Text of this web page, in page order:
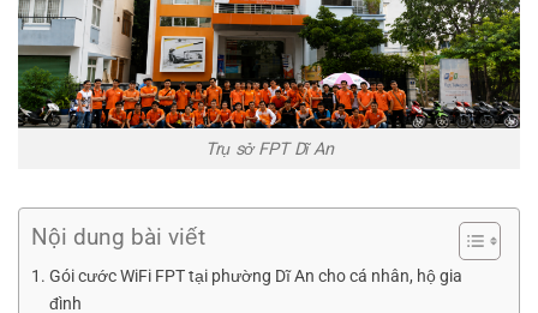
Trụ sở FPT Dĩ An
Nội dung bài viết
Gói cước WiFi FPT tại phường Dĩ An cho cá nhân, hộ gia
đình